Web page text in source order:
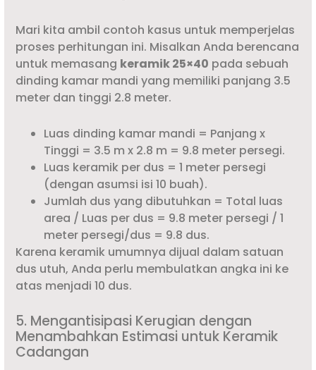
Mari kita ambil contoh kasus untuk memperjelas
proses perhitungan ini. Misalkan Anda berencana
untuk memasang keramik 25×40 pada sebuah
dinding kamar mandi yang memiliki panjang 3.5
meter dan tinggi 2.8 meter.
Luas dinding kamar mandi = Panjang x
Tinggi = 3.5 m x 2.8 m = 9.8 meter persegi.
Luas keramik per dus = 1 meter persegi
(dengan asumsi isi 10 buah).
Jumlah dus yang dibutuhkan = Total luas
area / Luas per dus = 9.8 meter persegi / 1
meter persegi/dus = 9.8 dus.
Karena keramik umumnya dijual dalam satuan
dus utuh, Anda perlu membulatkan angka ini ke
atas menjadi 10 dus.
5. Mengantisipasi Kerugian dengan
Menambahkan Estimasi untuk Keramik
Cadangan